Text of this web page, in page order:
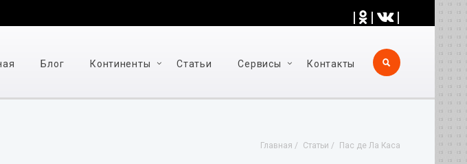
| | |
Блог Континенты Статьи Cервисы Контакты
Главная Статьи Пас де Ла Каcа